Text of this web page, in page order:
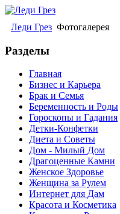
Леди Грез Фотогалерея
Разделы
Главная
Бизнес и Карьера
Брак и Семья
Беременность и Роды
Гороскопы и Гадания
Детки-Конфетки
Диета и Советы
Дом - Милый Дом
Драгоценные Камни
Женское Здоровье
Женщина за Рулем
Интернет для Дам
Красота и Косметика